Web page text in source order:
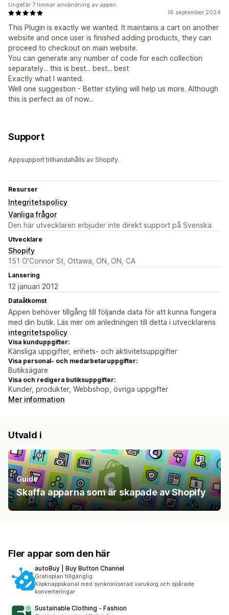
16 september 2024
This Plugin is exactly we wanted. It maintains a cart on another
website and once user is finished adding products, they can
proceed to checkout on main website.
You can generate any number of code for each collection
separately... this is best... best... best
Exactly what I wanted.
Well one suggestion - Better styling will help us more. Although
this is perfect as of now...
Ungefär 7 timmar användning av appen
Support
Appsupport tillhandahålls av Shopify.
Resurser
Integritetspolicy
Vanliga frågor
Den här utvecklaren erbjuder inte direkt support på Svenska.
Utvecklare
Shopify
151 O’Connor St, Ottawa, ON, ON, CA
Lansering
12 januari 2012
Dataåtkomst
Appen behöver tillgång till följande data för att kunna fungera
med din butik. Läs mer om anledningen till detta i utvecklarens
integritetspolicy .
Visa kunduppgifter:
Känsliga uppgifter, enhets- och aktivitetsuppgifter
Visa personal- och medarbetaruppgifter:
Butiksägare
Visa och redigera butiksuppgifter:
Kunder, produkter, Webbshop, övriga uppgifter
Mer information
Utvald i
Guide
Skaffa apparna som är skapade av Shopify
Fler appar som den här
autoBuy | Buy Button Channel
Gratisplan tillgänglig
Köpknappskanal med synkroniserad varukorg och spårade
konverteringar
Sustainable Clothing ‑ Fashion